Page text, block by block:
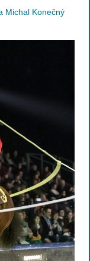
Michal Konečný